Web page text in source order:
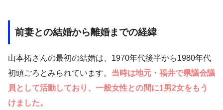
前妻との結婚から離婚までの経緯
山本拓さんの最初の結婚は、1970年代後半から1980年代
初頭ごろとみられています。 当時は地元・福井で県議会議
員として活動しており、一般女性との間に1男2女をもう
けました。